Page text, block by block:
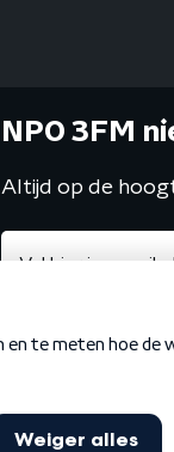
NPO 3FM
Altijd op de